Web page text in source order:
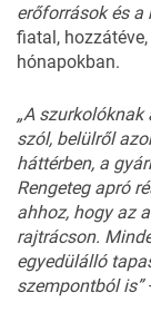
erőforrások és a
fiatal,
hónapokban.
„A
szól, belülről
háttérben, a
Rengeteg apró
ahhoz, hogy az
rajtrácson.
egyedülálló
szempontból is”